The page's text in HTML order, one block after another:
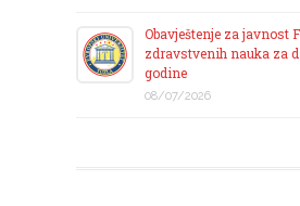
Obavještenje za javnost
zdravstvenih nauka za
godine
08/07/2026